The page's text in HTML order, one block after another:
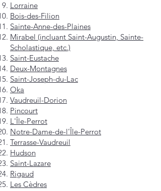
Lorraine
Bois-des-Filion
Sainte-Anne-des-Plaines
Mirabel (incluant Saint-Augustin, Sainte-
Scholastique, etc.)
Saint-Eustache
Deux-Montagnes
Saint-Joseph-du-Lac
Oka
Vaudreuil-Dorion
Pincourt
L'Île-Perrot
Notre-Dame-de-l'Île-Perrot
Terrasse-Vaudreuil
Hudson
Saint-Lazare
Rigaud
Les Cèdres